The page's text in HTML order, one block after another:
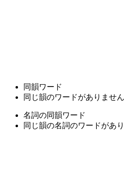
同韻ワード
同じ韻のワードがありません
名詞の同韻ワード
同じ韻の名詞のワードがあ